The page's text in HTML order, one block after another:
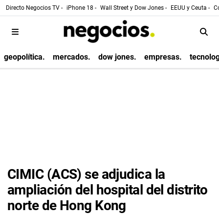
Directo Negocios TV - iPhone 18 - Wall Street y Dow Jones - EEUU y Ceuta -
geopolítica. mercados. dow jones. empresas.
CIMIC (ACS) se adjudica la
ampliación del hospital del distrito
norte de Hong Kong